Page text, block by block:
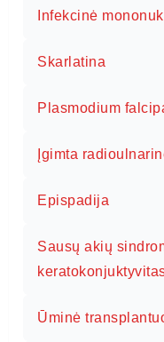
Infekcinė
Skarlatina
Plasmodium
Įgimta
Epispadija
Sausų akių
Ūminė